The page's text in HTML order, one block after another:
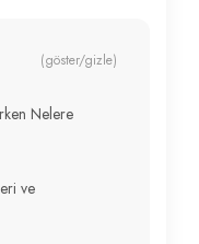
(göster/gizle)
Nelere
ve